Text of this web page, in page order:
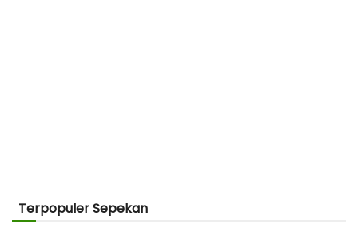
Terpopuler Sepekan